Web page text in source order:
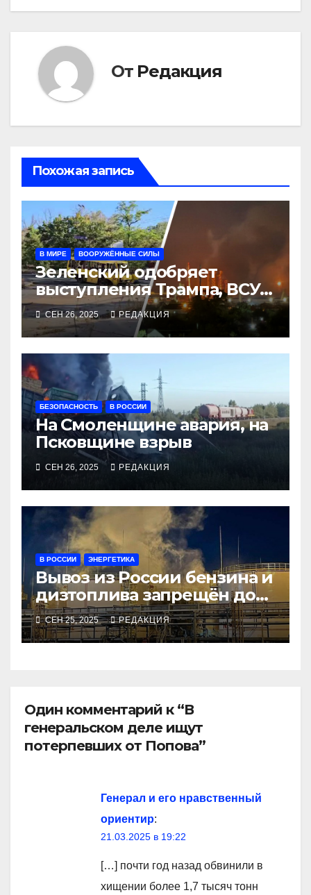
От Редакция
Похожая запись
В МИРЕ ВООРУЖЁННЫЕ СИЛЫ
Зеленский одобряет
выступления Трампа, ВСУ
закрыли Добропольский
рубеж
СЕН 26, 2025 РЕДАКЦИЯ
БЕЗОПАСНОСТЬ В РОССИИ
На Смоленщине авария, на
Псковщине взрыв
СЕН 26, 2025 РЕДАКЦИЯ
В РОССИИ ЭНЕРГЕТИКА
Вывоз из России бензина и
дизтоплива запрещён до
конца года
СЕН 25, 2025 РЕДАКЦИЯ
Один комментарий к “В
генеральском деле ищут
потерпевших от Попова”
Генерал и его нравственный
ориентир:
21.03.2025 в 19:22
[…] почти год назад обвинили в
хищении более 1,7 тысяч тонн